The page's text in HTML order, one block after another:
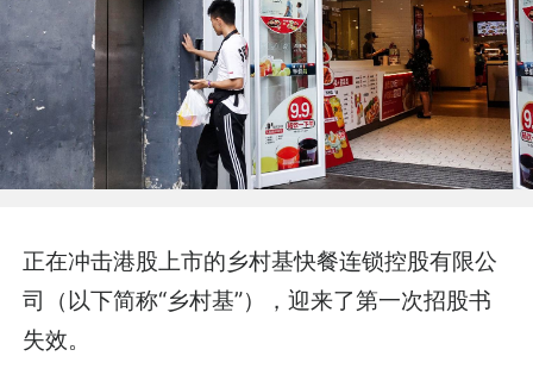
正在冲击港股上市的乡村基快餐连锁控股有限公
司（以下简称“乡村基”），迎来了第一次招股书
失效。